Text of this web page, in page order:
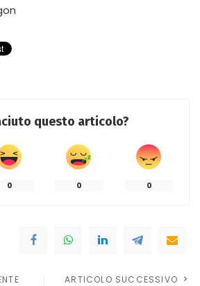
questo articolo?
0 0 0
ARTICOLO SUCCESSIVO